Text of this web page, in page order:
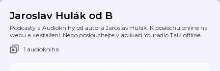
Jaroslav Hulák od B
Podcasty a Audioknihy od autora Jaroslav Hulák. K poslechu online na
webu a ke stažení. Nebo poslouchejte v aplikaci Youradio Talk offline.
1 audiokniha